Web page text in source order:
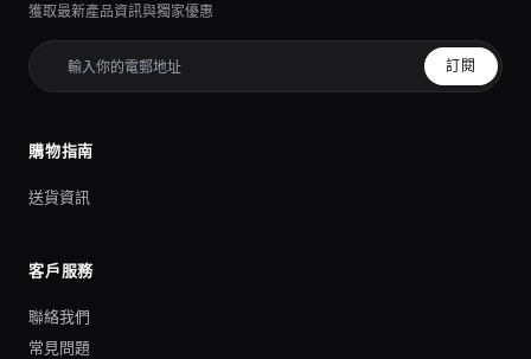
獲取最新產品資訊與獨家優惠
訂閱
購物指南
送貨資訊
客戶服務
聯絡我們
常見問題